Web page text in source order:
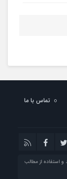
تماس با ما
استفاده از مطالب